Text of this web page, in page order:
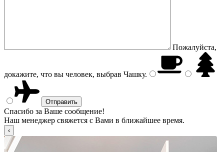
Пожалуйста,
докажите, что вы человек, выбрав Чашку.
Спасибо за Ваше сообщение!
Наш менеджер свяжется с Вами в ближайшее время.